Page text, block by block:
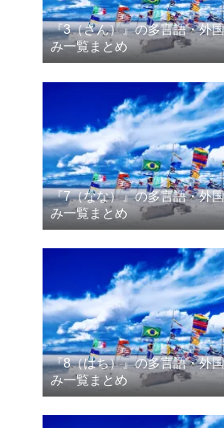
『3（さん）』の多言語・外
み一覧まとめ
『7（なな）』の多言語・外
み一覧まとめ
『8（はち）』の多言語・外
み一覧まとめ